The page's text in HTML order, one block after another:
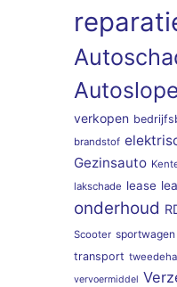
verkopen
brandstof
Gezinsauto
lakschade lease
onderhoud
Scooter sportwagen
transport
vervoermiddel